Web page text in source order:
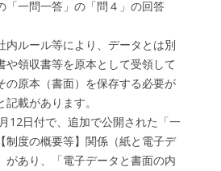
「一問一答」の「問４」の回答
内ルール等により、データとは別
や領収書等を原本として受領して
の原本（書面）を保存する必要が
載があります。
12日付で、追加で公開された「一
制度の概要等】関係（紙と電子デ
があり、「電子データと書面の内